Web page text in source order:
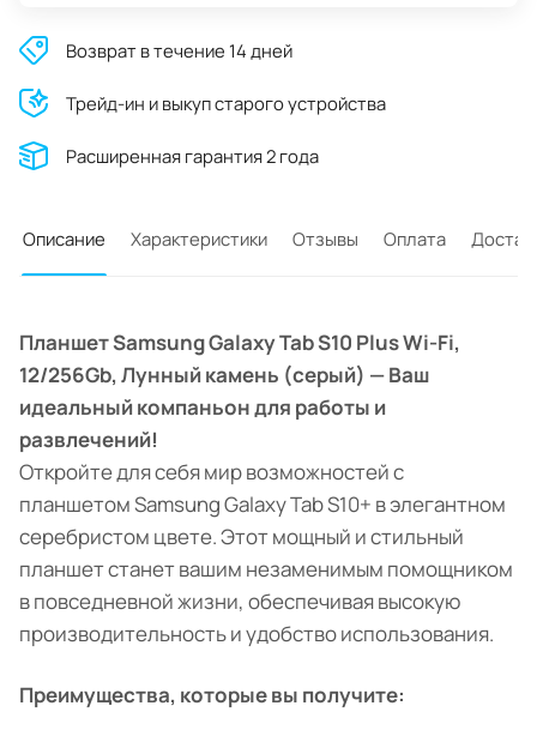
Возврат в течение 14 дней
Трейд-ин и выкуп старого устройства
Расширенная гарантия 2 года
Описание Характеристики Отзывы Оплата
Планшет Samsung Galaxy Tab S10 Plus Wi-Fi,
12/256Gb, Лунный камень (серый) — Ваш
идеальный компаньон для работы и
развлечений!
Откройте для себя мир возможностей с
планшетом Samsung Galaxy Tab S10+ в элегантном
серебристом цвете. Этот мощный и стильный
планшет станет вашим незаменимым помощником
в повседневной жизни, обеспечивая высокую
производительность и удобство использования.
Преимущества, которые вы получите: